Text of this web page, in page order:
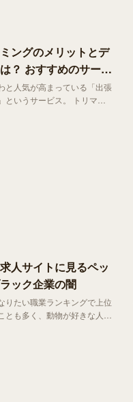
ングのメリットとデ
？ おすすめのサービ
と人気が高まっている「出張
うサービス。 トリマー
人サイトに見るペッ
ック企業の闇
りたい職業ランキングで上位
とも多く、動物が好きな人な